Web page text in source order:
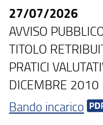
27/07/2026
AVVISO
TITOLO
PRATICI
DICEMBRE 2010
Bando incarico